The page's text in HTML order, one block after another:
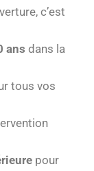
c’est
ans dans la
tous vos
pour